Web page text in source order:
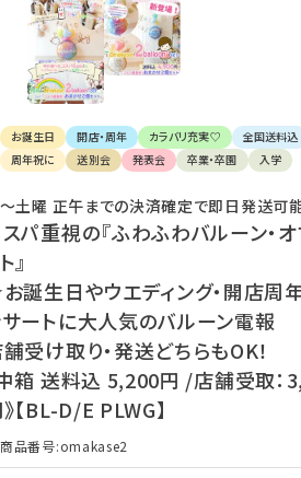
お誕生日 開店・周年 カラバリ充実♡ 全国送料込
周年祝に
送別会 発表会 卒業・卒園 入学
土曜 正午までの決済確定で即日発送可
パ重視の『ふわふわバルーン・
』
誕生日やウエディング・開店周年
ートに大人気のバルーン電報
受け取り・発送どちらもOK！
箱 送料込 5,200円 /店舗受取：
【BL-D/E PLWG】
商品番号 omakase2